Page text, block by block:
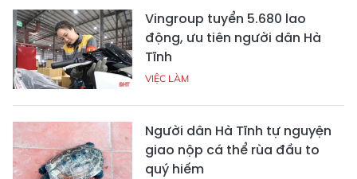
Vingroup tuyển 5.680 lao
động, ưu tiên người dân Hà
Tĩnh
VIỆC LÀM
Người dân Hà Tĩnh tự nguyện
giao nộp cá thể rùa đầu to
quý hiếm